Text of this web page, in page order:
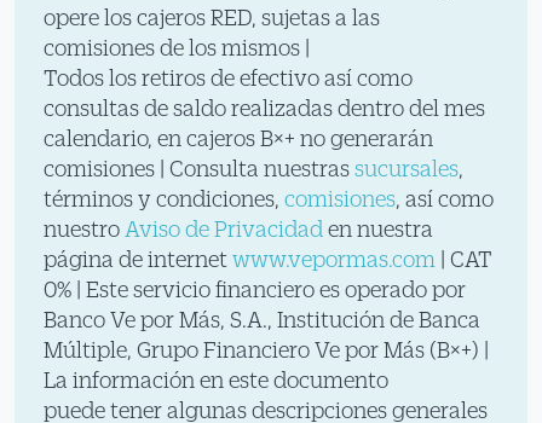
opere los cajeros RED, sujetas a las
comisiones de los mismos |
Todos los retiros de efectivo así como
consultas de saldo realizadas dentro del mes
calendario, en cajeros B×+ no generarán
comisiones | Consulta nuestras sucursales,
términos y condiciones, comisiones, así como
nuestro Aviso de Privacidad en nuestra
página de internet www.vepormas.com | CAT
0% | Este servicio financiero es operado por
Banco Ve por Más, S.A., Institución de Banca
Múltiple, Grupo Financiero Ve por Más (B×+) |
La información en este documento
puede tener algunas descripciones generales